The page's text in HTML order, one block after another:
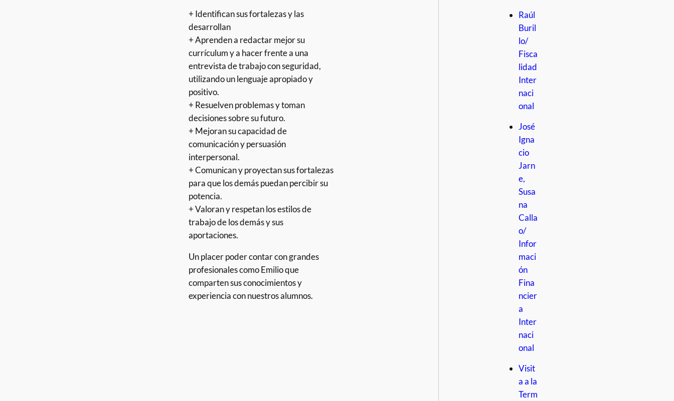
+ Identifican sus fortalezas y las
desarrollan
+ Aprenden a redactar mejor su
currículum y a hacer frente a una
entrevista de trabajo con seguridad,
utilizando un lenguaje apropiado y
positivo.
+ Resuelven problemas y toman
decisiones sobre su futuro.
+ Mejoran su capacidad de
comunicación y persuasión
interpersonal.
+ Comunican y proyectan sus fortalezas
para que los demás puedan percibir su
potencia.
+ Valoran y respetan los estilos de
trabajo de los demás y sus
aportaciones.
Un placer poder contar con grandes
profesionales como Emilio que
comparten sus conocimientos y
experiencia con nuestros alumnos.
Raúl
Buril
lo/
Fisca
lidad
Inter
naci
onal
José
Igna
cio
Jarn
e,
Susa
na
Calla
o/
Infor
maci
ón
Fina
ncier
a
Inter
naci
onal
Visit
a a la
Term